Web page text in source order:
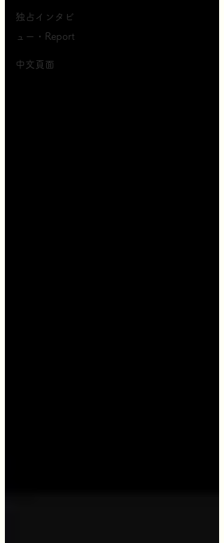
独占インタビ
ュー・Report
中文頁面